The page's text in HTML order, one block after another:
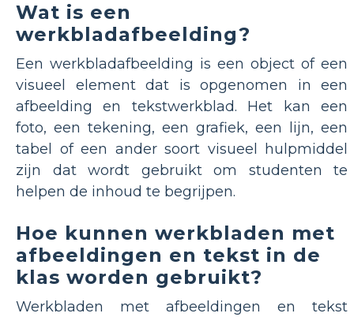
Wat is een
werkbladafbeelding?
Een werkbladafbeelding is een object of een
visueel element dat is opgenomen in een
afbeelding en tekstwerkblad. Het kan een
foto, een tekening, een grafiek, een lijn, een
tabel of een ander soort visueel hulpmiddel
zijn dat wordt gebruikt om studenten te
helpen de inhoud te begrijpen.
Hoe kunnen werkbladen met
afbeeldingen en tekst in de
klas worden gebruikt?
Werkbladen met afbeeldingen en tekst